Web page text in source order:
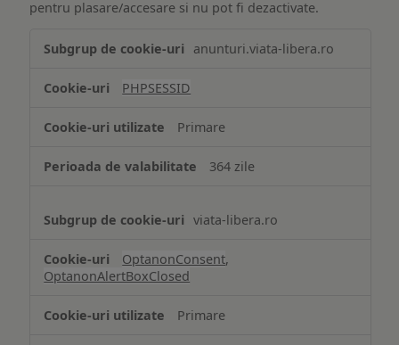
pentru plasare/accesare si nu pot fi dezactivate.
de
Cookie
necesare
anunturi.viata-libera.ro
PHPSESSID
Primare
364 zile
viata-libera.ro
OptanonConsent,
OptanonAlertBoxClosed
Primare